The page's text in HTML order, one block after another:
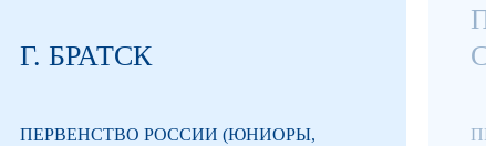
Г. БРАТСК
ПЕРВЕНСТВО РОССИИ (ЮНИОРЫ,